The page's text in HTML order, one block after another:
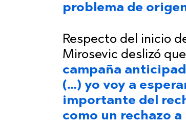
problema de
Respecto del inicio
Mirosevic deslizó
campaña
(…) yo voy a
importante del
como un rechazo